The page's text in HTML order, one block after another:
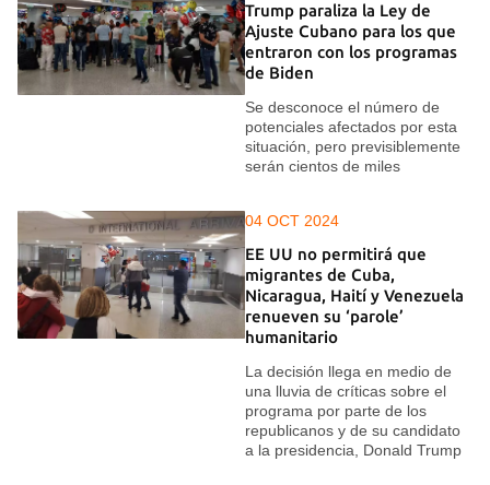
Trump paraliza la Ley de
Ajuste Cubano para los que
entraron con los programas
de Biden
Se desconoce el número de
potenciales afectados por esta
situación, pero previsiblemente
serán cientos de miles
04 OCT 2024
EE UU no permitirá que
migrantes de Cuba,
Nicaragua, Haití y Venezuela
renueven su ‘parole’
humanitario
La decisión llega en medio de
una lluvia de críticas sobre el
programa por parte de los
republicanos y de su candidato
a la presidencia, Donald Trump